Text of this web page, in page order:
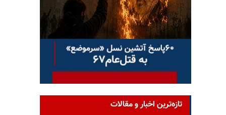
تازه‌ترین اخبار و مقالات